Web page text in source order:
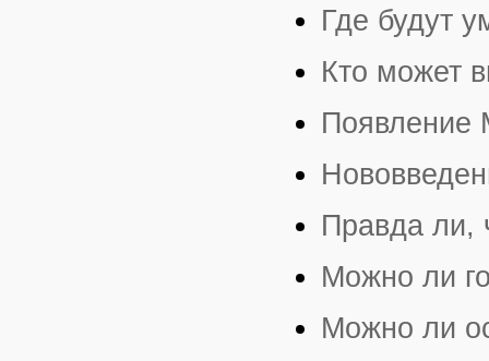
Где будут
Кто может
Появление
Правда ли,
Можно ли
Можно ли